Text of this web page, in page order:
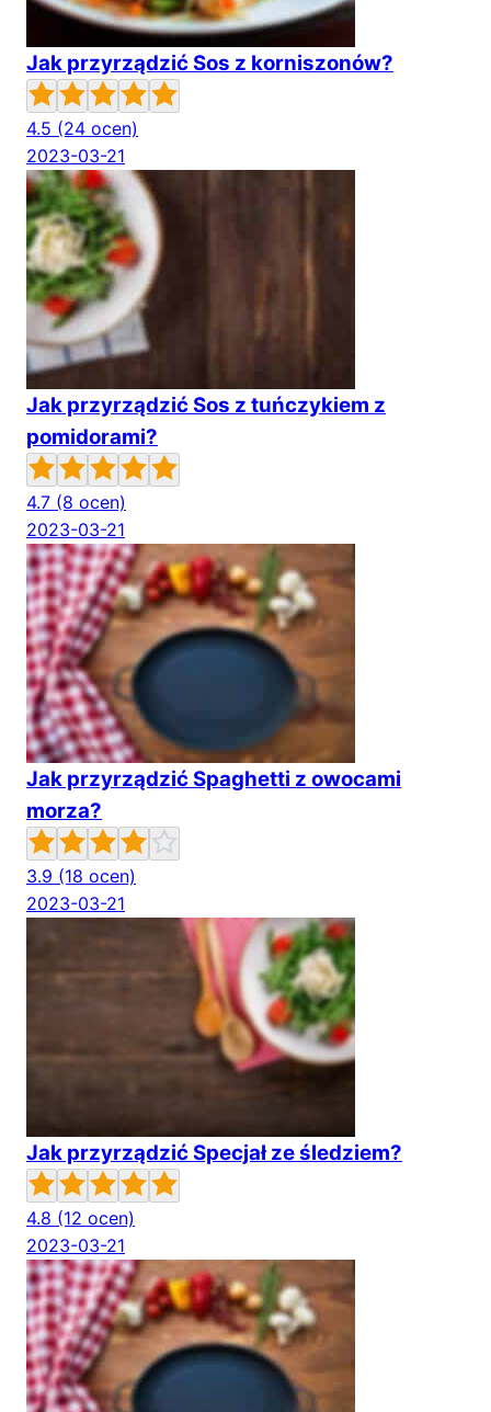
Jak przyrządzić Sos z korniszonów?
4.5 (24 ocen)
2023-03-21
Jak przyrządzić Sos z tuńczykiem z
pomidorami?
4.7 (8 ocen)
2023-03-21
Jak przyrządzić Spaghetti z owocami
morza?
3.9 (18 ocen)
2023-03-21
Jak przyrządzić Specjał ze śledziem?
4.8 (12 ocen)
2023-03-21